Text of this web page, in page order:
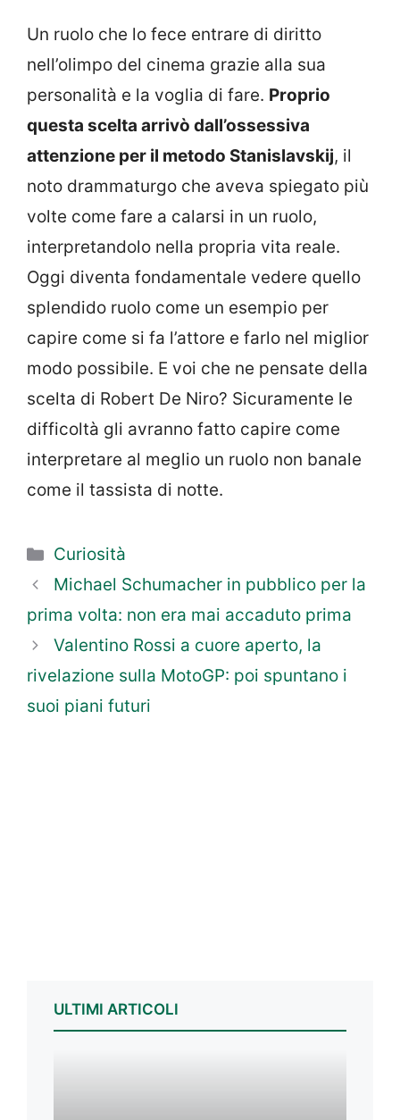
Un ruolo che lo fece entrare di diritto
nell’olimpo del cinema grazie alla sua
personalità e la voglia di fare. Proprio
questa scelta arrivò dall’ossessiva
attenzione per il metodo Stanislavskij, il
noto drammaturgo che aveva spiegato più
volte come fare a calarsi in un ruolo,
interpretandolo nella propria vita reale.
Oggi diventa fondamentale vedere quello
splendido ruolo come un esempio per
capire come si fa l’attore e farlo nel miglior
modo possibile. E voi che ne pensate della
scelta di Robert De Niro? Sicuramente le
difficoltà gli avranno fatto capire come
interpretare al meglio un ruolo non banale
come il tassista di notte.
Categorie
Curiosità
Michael Schumacher in pubblico per la
prima volta: non era mai accaduto prima
Valentino Rossi a cuore aperto, la
rivelazione sulla MotoGP: poi spuntano i
suoi piani futuri
ULTIMI ARTICOLI